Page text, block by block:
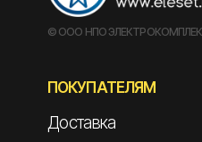
© ООО НПО
ПОКУПАТЕЛЯМ
Доставка